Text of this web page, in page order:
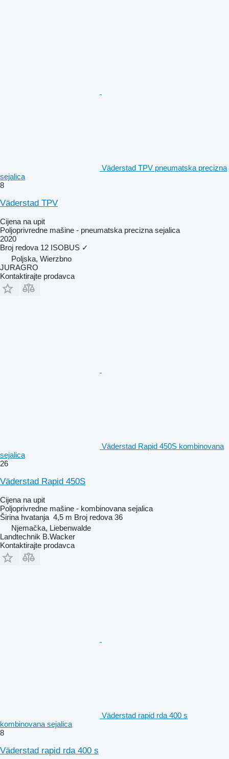
Väderstad TPV pneumatska precizna
sejalica
8
Väderstad TPV
Cijena na upit
Poljoprivredne mašine - pneumatska precizna sejalica
2020
Broj redova 12 ISOBUS ✓
Poljska, Wierzbno
JURAGRO
Kontaktirajte prodavca
Väderstad Rapid 450S kombinovana
sejalica
26
Väderstad Rapid 450S
Cijena na upit
Poljoprivredne mašine - kombinovana sejalica
Širina hvatanja 4,5 m Broj redova 36
Njemačka, Liebenwalde
Landtechnik B.Wacker
Kontaktirajte prodavca
Väderstad rapid rda 400 s
kombinovana sejalica
8
Väderstad rapid rda 400 s